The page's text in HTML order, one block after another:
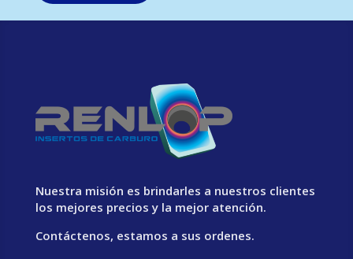
Nuestra misión es brindarles a nuestros clientes
los mejores precios y la mejor atención.
Contáctenos, estamos a sus ordenes.